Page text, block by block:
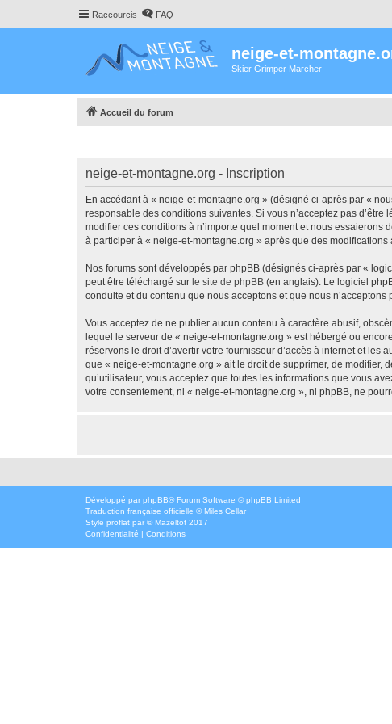
Raccourcis FAQ
neige-et-
Skier Grimper Marcher
Accueil du forum
neige-et-montagne.org - Inscription
En accédant à « neige-et-montagne.org » (désigné ci-après par «
responsable des conditions suivantes. Si vous n’acceptez pas
modifier ces conditions à n’importe quel moment et nous
à participer à « neige-et-montagne.org » après que des
Nos forums sont développés par phpBB (désignés ci-après par «
peut être téléchargé sur le site de phpBB (en anglais). Le logiciel
conduite et du contenu que nous acceptons et que nous
Vous acceptez de ne publier aucun contenu à caractère abusif,
lequel le serveur de « neige-et-montagne.org » est hébergé ou
réservons le droit d’avertir votre fournisseur d’accès à internet et les
que « neige-et-montagne.org » ait le droit de supprimer, de modifier,
qu’utilisateur, vous acceptez que toutes les informations que vous
votre consentement, ni « neige-et-montagne.org », ni phpBB, ne
Développé par phpBB® Forum Software © phpBB Limited
Traduction française officielle ©Miles Cellar
Style proflat par ©Mazeltof 2017
Confidentialité | Conditions